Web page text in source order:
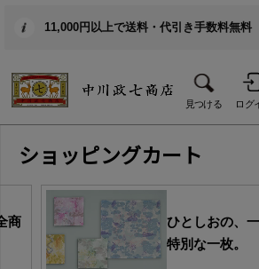
11,000円以上で送料・代引き手数料無料
見つける ログ
ショッピングカート
商
ひとしおの、
特別な一枚。